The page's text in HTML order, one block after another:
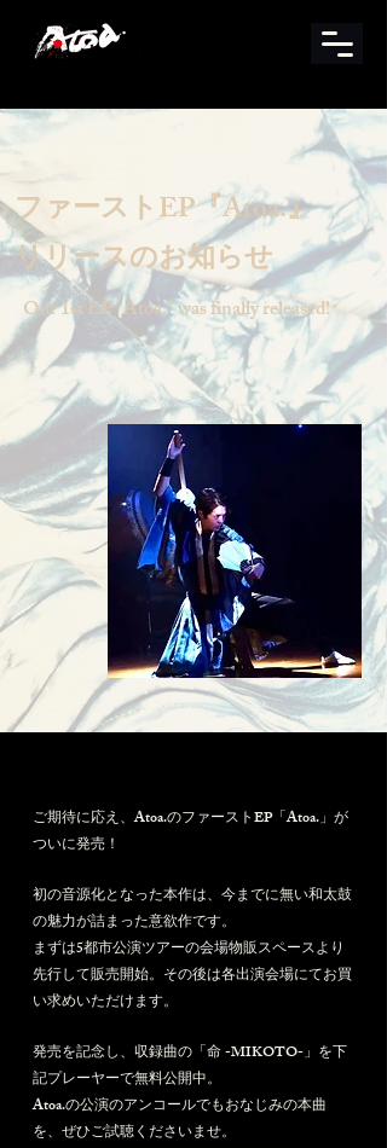
ファーストEP『Atoa.』
リリースのお知らせ
Our 1st EP "Atoa." was finally released!
ご期待に応え、Atoa.のファーストEP「Atoa.」が
ついに発売！
初の音源化となった本作は、今までに無い和太鼓
の魅力が詰まった意欲作です。
まずは5都市公演ツアーの会場物販スペースより
先行して販売開始。その後は各出演会場にてお買
い求めいただけます。
発売を記念し、収録曲の「命 -MIKOTO-」を下
記プレーヤーで無料公開中。
Atoa.の公演のアンコールでもおなじみの本曲
を、ぜひご試聴くださいませ。